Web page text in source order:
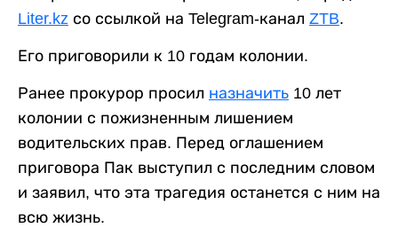
Liter.kz со ссылкой на Telegram-канал ZTB.
Его приговорили к 10 годам колонии.
Ранее прокурор просил назначить 10 лет
колонии с пожизненным лишением
водительских прав. Перед оглашением
приговора Пак выступил с последним словом
и заявил, что эта трагедия останется с ним на
всю жизнь.